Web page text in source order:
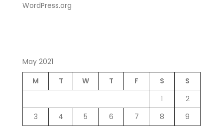
WordPress.org
May 2021
M
T W T F S
S
1
2
3
4 5 6 7 8
9